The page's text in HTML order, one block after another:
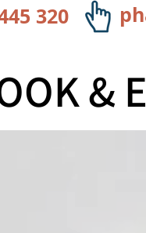
320
&